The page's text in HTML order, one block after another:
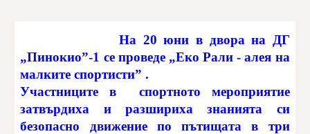
На 20 юни в двора на ДГ
„Пинокио”-1 се проведе „Еко Рали - алея на
малките спортисти” .
Участниците в спортното мероприятие
затвърдиха и разшириха знанията си
безопасно движение по пътищата в три